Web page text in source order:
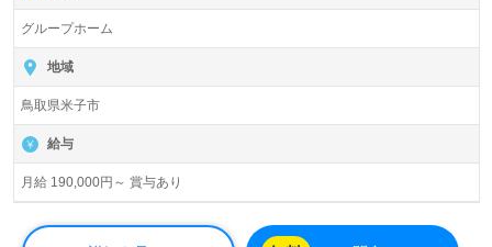
グループホーム
地域
鳥取県米子市
給与
月給 190,000円～ 賞与あり